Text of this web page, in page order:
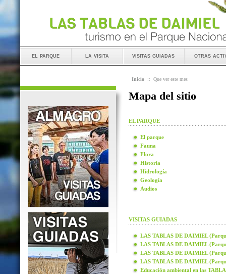
el parque la visita visitas guiadas otras
Inicio :: Que ver este mes
Mapa del sitio
EL PARQUE
El parque
Fauna
Flora
Historia
Hidrología
Geología
Audios
VISITAS GUIADAS
LAS TABLAS DE DAIMIEL
LAS TABLAS DE DAIMIEL
LAS TABLAS DE DAIMIEL
LAS TABLAS DE DAIMIEL
Educación ambiental en las